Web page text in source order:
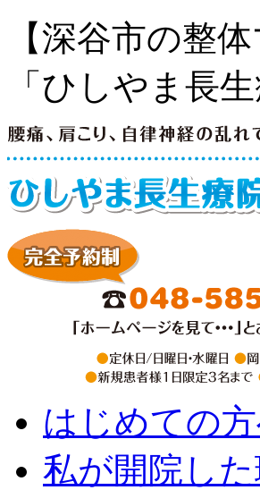
【深谷市の整
「ひしやま長生
はじめての
私が開院した